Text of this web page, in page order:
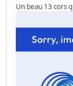
Un beau 13 cors